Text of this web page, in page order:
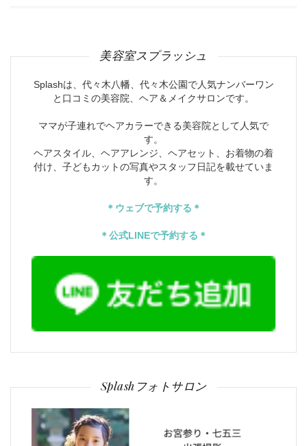
美容室スプラッシュ
Splashは、代々木八幡、代々木公園で人気ナンバーワン
と口コミの美容院、ヘア＆メイクサロンです。
ママが子連れでヘアカラーできる美容院として人気で
す。
ヘアスタイル、ヘアアレンジ、ヘアセット、お着物の着
付け、子どもカットの写真やスタッフ日記を載せていま
す。
＊ウェブで予約する＊
＊公式LINEで予約する＊
Splashフォトサロン